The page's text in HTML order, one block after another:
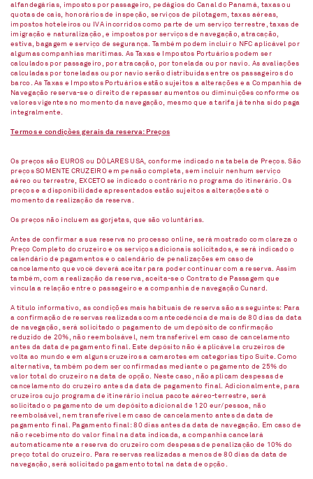
alfandegárias, impostos por passageiro, pedágios do Canal do Panamá, taxas ou
quotas de cais, honorários de inspeção, serviços de pilotagem, taxas aéreas,
impostos hoteleiros ou IVA incorridos como parte de um serviço terrestre, taxas de
imigração e naturalização, e impostos por serviços de navegação, atracação,
estiva, bagagem e serviço de segurança. Também podem incluir o NFC aplicável por
algumas companhias marítimas. As Taxas e Impostos Portuários podem ser
calculados por passageiro, por atracação, por tonelada ou por navio. As avaliações
calculadas por toneladas ou por navio serão distribuídas entre os passageiros do
barco. As Taxas e Impostos Portuários estão sujeitos a alterações e a Companhia de
Navegação reserva-se o direito de repassar aumentos ou diminuições conforme os
valores vigentes no momento da navegação, mesmo que a tarifa já tenha sido paga
integralmente.
Termos e condições gerais da reserva: Preços
Os preços são EUROS ou DÓLARES USA, conforme indicado na tabela de Preços. São
preços SOMENTE CRUZEIRO em pensão completa, sem incluir nenhum serviço
aéreo ou terrestre, EXCETO se indicado o contrário no programa do itinerário. Os
preços e a disponibilidade apresentados estão sujeitos a alterações até o
momento da realização da reserva.
Os preços não incluem as gorjetas, que são voluntárias.
Antes de confirmar a sua reserva no processo online, será mostrado com clareza o
Preço Completo do cruzeiro e os serviços adicionais solicitados, e será indicado o
calendário de pagamentos e o calendário de penalizações em caso de
cancelamento que você deverá aceitar para poder continuar com a reserva. Assim
também, com a realização da reserva, aceita-se o Contrato de Passagem que
vincula a relação entre o passageiro e a companhia de navegação Cunard.
A título informativo, as condições mais habituais de reserva são as seguintes: Para
a confirmação de reservas realizadas com antecedência de mais de 80 dias da data
de navegação, será solicitado o pagamento de um depósito de confirmação
reduzido de 20%, não reembolsável, nem transferível em caso de cancelamento
antes da data de pagamento final. Este depósito não é aplicável a cruzeiros de
volta ao mundo e em alguns cruzeiros a camarotes em categorias tipo Suíte. Como
alternativa, também podem ser confirmadas mediante o pagamento de 25% do
valor total do cruzeiro na data de opção. Neste caso, não aplicam despesas de
cancelamento do cruzeiro antes da data de pagamento final. Adicionalmente, para
cruzeiros cujo programa de itinerário inclua pacote aéreo-terrestre, será
solicitado o pagamento de um depósito adicional de 120 eur/pessoa, não
reembolsável, nem transferível em caso de cancelamento antes da data de
pagamento final. Pagamento final: 80 dias antes da data de navegação. Em caso de
não recebimento do valor final na data indicada, a companhia cancelará
automaticamente a reserva do cruzeiro com despesas de penalização de 10% do
preço total do cruzeiro. Para reservas realizadas a menos de 80 dias da data de
navegação, será solicitado pagamento total na data de opção.